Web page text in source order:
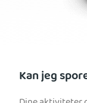
Kan jeg